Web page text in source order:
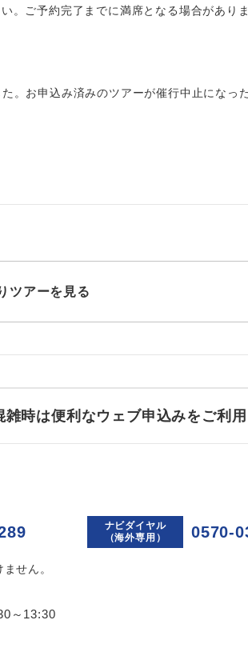
ご予約完了までに満席となる場合があり
。お申込み済みのツアーが催行中止になっ
ツアーを見る
時は便利なウェブ申込みをご利用
ナビダイヤル
（海外専用）
0570-
せん。
～13:30
1名様1室利用でも追加料金がかからない